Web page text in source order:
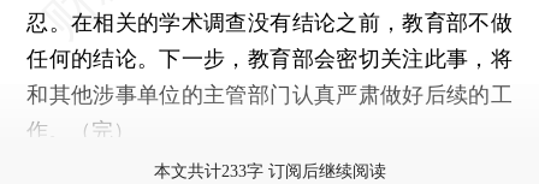
忍。在相关的学术调查没有结论之前，教育部不做
任何的结论。下一步，教育部会密切关注此事，将
和其他涉事单位的主管部门认真严肃做好后续的工
作。（完）
本文共计233字 订阅后继续阅读